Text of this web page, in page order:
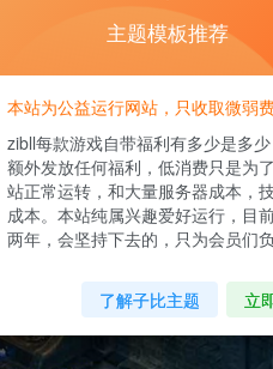
您当前未登录！建议登陆
不去就是武魂等级不到。
主题模板推荐
本站为公益运行网站，只收取微弱
zibll每款游戏自带福利有多少是多
额外发放任何福利，低消费只是为
站正常运转，和大量服务器成本，
成本。本站纯属兴趣爱好运行，目
两年，会坚持下去的，只为会员们
了解子比主题 立